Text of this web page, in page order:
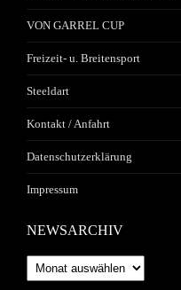
VON GARREL CUP
Freizeit- u. Breitensport
Steeldart
Kontakt / Anfahrt
Datenschutzerklärung
Impressum
NEWSARCHIV
Newsarchiv